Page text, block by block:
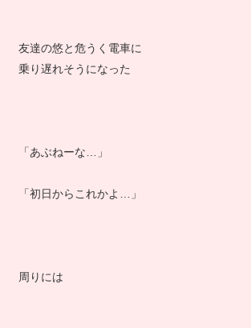
友達の悠と危うく電車に
乗り遅れそうになった
「あぶねーな…」
「初日からこれかよ…」
周りには